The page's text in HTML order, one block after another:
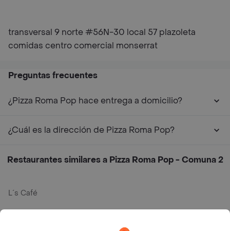
transversal 9 norte #56N-30 local 57 plazoleta
comidas centro comercial monserrat
Preguntas frecuentes
¿Pizza Roma Pop hace entrega a domicilio?
¿Cuál es la dirección de Pizza Roma Pop?
Restaurantes similares a Pizza Roma Pop - Comuna 2
L´s Café